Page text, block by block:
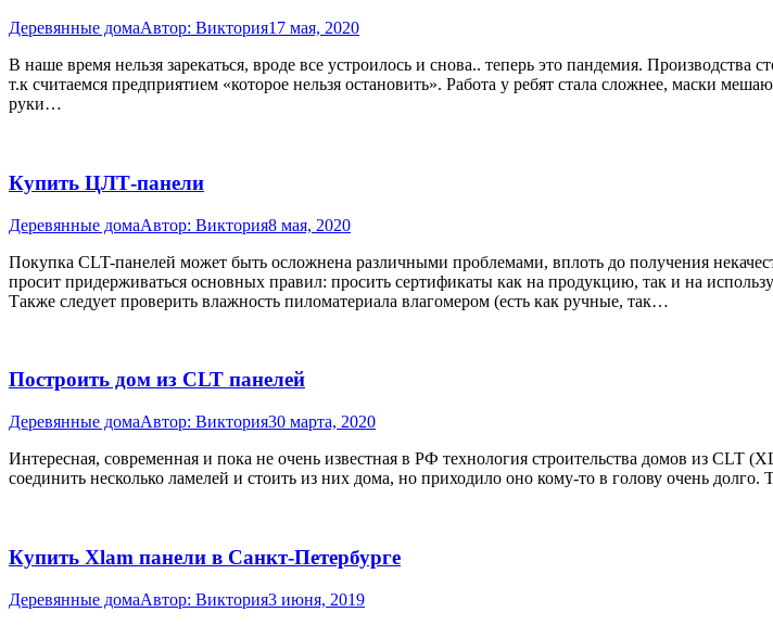
Деревянные домаАвтор: Виктория17 мая, 2020
В наше время нельзя зарекаться, вроде все устроилось и снова.. теперь это пандемия.
т.к считаемся предприятием «которое нельзя остановить». Работа у ребят стала сложнее, маски
руки…
Купить ЦЛТ-панели
Деревянные домаАвтор: Виктория8 мая, 2020
Покупка CLT-панелей может быть осложнена различными проблемами, вплоть до получения
просит придерживаться основных правил: просить сертификаты как на продукцию, так и на
Также следует проверить влажность пиломатериала влагомером (есть как ручные, так…
Построить дом из CLT панелей
Деревянные домаАвтор: Виктория30 марта, 2020
Интересная, современная и пока не очень известная в РФ технология строительства домов из
соединить несколько ламелей и стоить из них дома, но приходило оно кому-то в голову очень
Купить Xlam панели в Санкт-Петербурге
Деревянные домаАвтор: Виктория3 июня, 2019